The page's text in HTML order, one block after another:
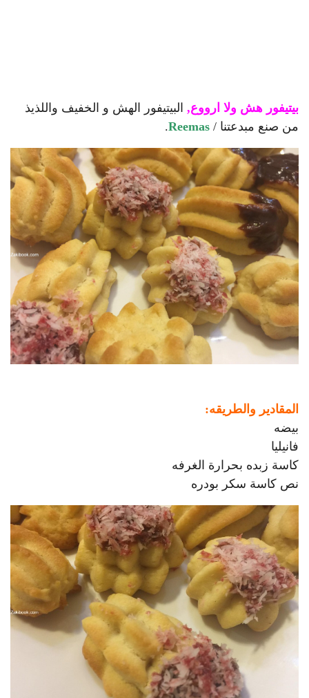
بيتيفور هش ولا ارووع, البيتيفور الهش و الخفيف واللذيذ
من صنع مبدعتنا / Reemas
.
المقادير والطريقه:
بيضه
فانيليا
كاسة زبده بحرارة الغرفه
نص كاسة سكر بودره